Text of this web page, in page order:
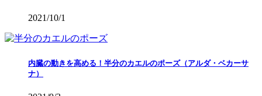
2021/10/1
内臓の動きを高める！半分のカエルのポーズ（アルダ・ベカーサ
ナ）